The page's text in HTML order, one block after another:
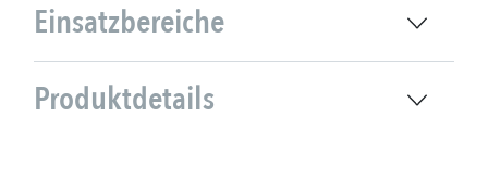
Einsatzbereiche
Produktdetails